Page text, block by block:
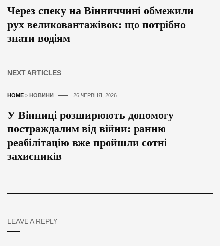
Через спеку на Вінниччині обмежили
рух великовантажівок: що потрібно
знати водіям
NEXT ARTICLES
HOME > НОВИНИ 26 ЧЕРВНЯ, 2026
У Вінниці розширюють допомогу
постраждалим від війни: ранню
реабілітацію вже пройшли сотні
захисників
LEAVE A REPLY